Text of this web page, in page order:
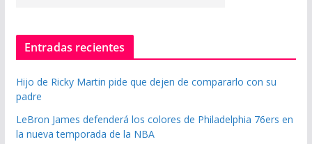
Entradas recientes
Hijo de Ricky Martin pide que dejen de compararlo con su
padre
LeBron James defenderá los colores de Philadelphia 76ers en
la nueva temporada de la NBA